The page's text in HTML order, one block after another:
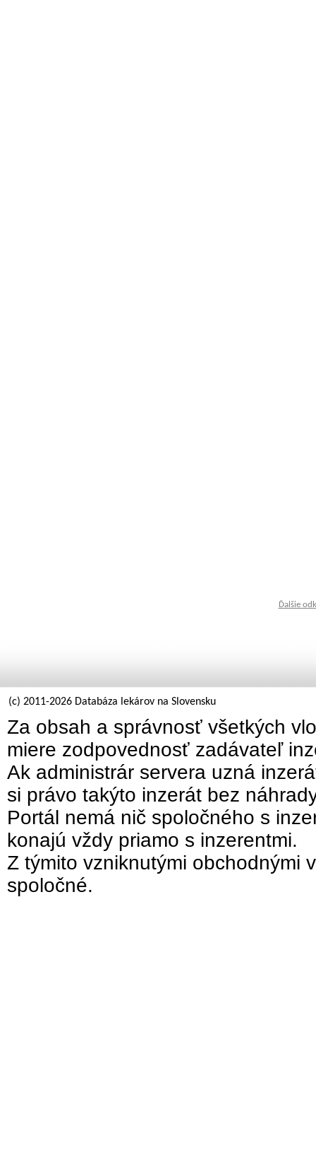
Ďalšie
(c) 2011-2026 Databáza lekárov na Slovensku
Za obsah a správnosť všetkých
miere zodpovednosť zadávateľ
Ak administrár servera uzná
si právo takýto inzerát bez
Portál nemá nič spoločného s
konajú vždy priamo s inzerentmi.
Z týmito vzniknutými obchodnými
spoločné.